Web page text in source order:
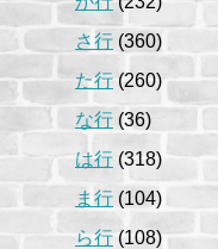
さ行 (360)
た行(260)
な行 (36)
は行 (318)
ま行 (104)
ら行 (108)